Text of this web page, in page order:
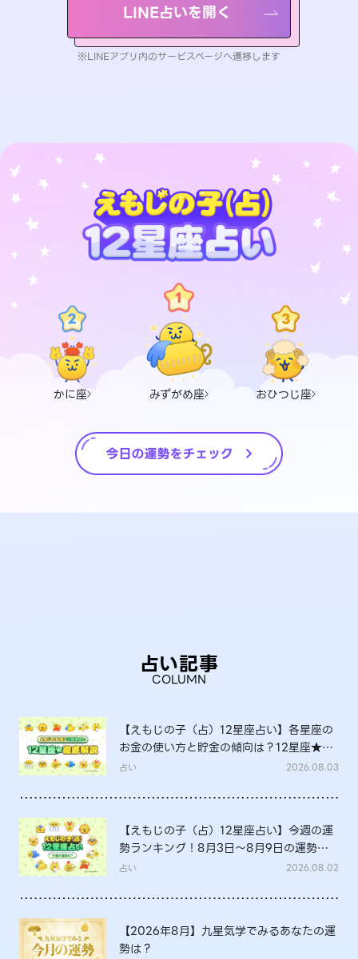
LINE占いを開く
※LINEアプリ内のサービスページへ遷移します
かに座 みずがめ座 おひつじ座
占い記事
COLUMN
【えもじの子（占）12星座占い】各星座の
お金の使い方と貯金の傾向は？12星座★徹
底解説
占い 2026.08.03
【えもじの子（占）12星座占い】今週の運
勢ランキング！8月3日～8月9日の運勢
は？
占い 2026.08.02
【2026年8月】九星気学でみるあなたの運
勢は？